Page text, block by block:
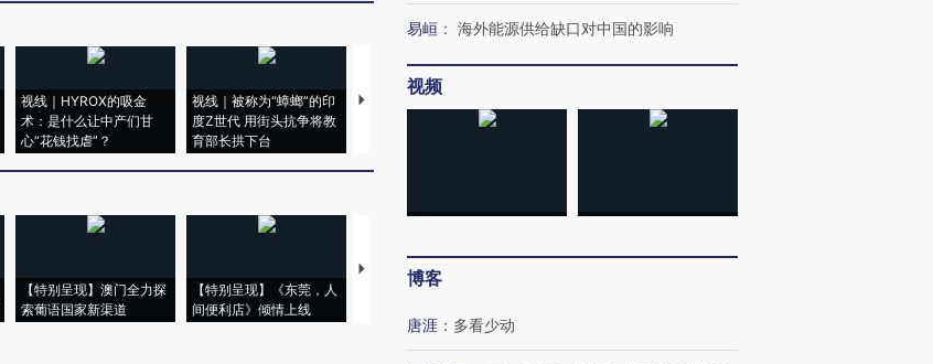
视线｜HYROX的吸金
术：是什么让中产们甘
心“花钱找虐”？
视线｜被称为“蟑螂”的印
度Z世代 用街头抗争将教
育部长拱下台
视线｜“入侵”还是“人道危
机”？难民潮撕裂西班牙
128毫米 紧急转移近
【特别呈现】澳门全力探
索葡语国家新渠道
【特别呈现】《东莞，人
间便利店》倾情上线
【推广】走进第四届链博
会，让数智科技“链”接产
易峘 ： 海外能源供给缺口对中国的影响
视频
博客
唐涯 ： 多看少动